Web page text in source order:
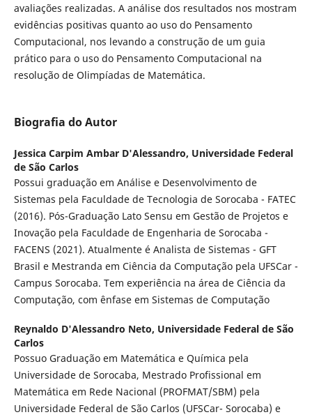
avaliações realizadas. A análise dos resultados nos mostram
evidências positivas quanto ao uso do Pensamento
Computacional, nos levando a construção de um guia
prático para o uso do Pensamento Computacional na
resolução de Olimpíadas de Matemática.
Biografia do Autor
Jessica Carpim Ambar D'Alessandro, Universidade Federal
de São Carlos
Possui graduação em Análise e Desenvolvimento de
Sistemas pela Faculdade de Tecnologia de Sorocaba - FATEC
(2016). Pós-Graduação Lato Sensu em Gestão de Projetos e
Inovação pela Faculdade de Engenharia de Sorocaba -
FACENS (2021). Atualmente é Analista de Sistemas - GFT
Brasil e Mestranda em Ciência da Computação pela UFSCar -
Campus Sorocaba. Tem experiência na área de Ciência da
Computação, com ênfase em Sistemas de Computação
Reynaldo D'Alessandro Neto, Universidade Federal de São
Carlos
Possuo Graduação em Matemática e Química pela
Universidade de Sorocaba, Mestrado Profissional em
Matemática em Rede Nacional (PROFMAT/SBM) pela
Universidade Federal de São Carlos (UFSCar- Sorocaba) e